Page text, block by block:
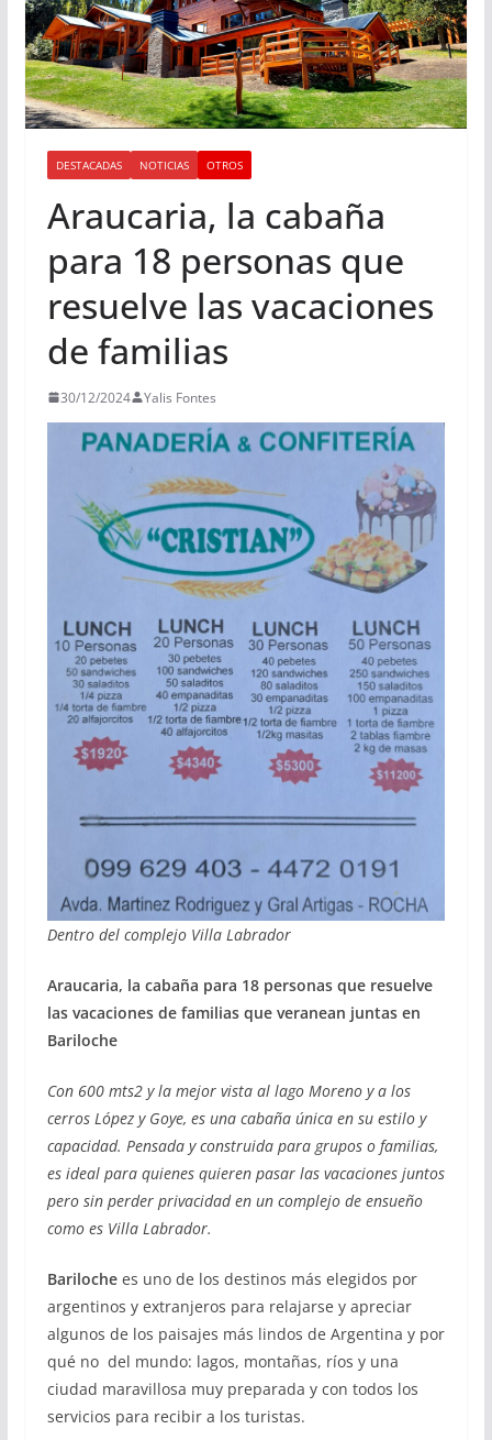
DESTACADAS NOTICIAS OTROS
Araucaria, la cabaña
para 18 personas que
resuelve las vacaciones
de familias
30/12/2024 Yalis Fontes
Dentro del complejo Villa Labrador
Araucaria, la cabaña para 18 personas que resuelve
las vacaciones de familias que veranean juntas en
Bariloche
Con 600 mts2 y la mejor vista al lago Moreno y a los
cerros López y Goye, es una cabaña única en su estilo y
capacidad. Pensada y construida para grupos o familias,
es ideal para quienes quieren pasar las vacaciones juntos
pero sin perder privacidad en un complejo de ensueño
como es Villa Labrador.
Barilochees uno de los destinos más elegidos por
argentinos y extranjeros para relajarse y apreciar
algunos de los paisajes más lindos de Argentina y por
qué no del mundo: lagos, montañas, ríos y una
ciudad maravillosa muy preparada y con todos los
servicios para recibir a los turistas.